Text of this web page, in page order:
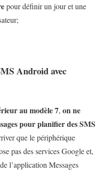
pour définir un jour et une
Android avec
au modèle 7, on ne
pour planifier des SMS
que le périphérique
pas des services Google et,
l’application Messages